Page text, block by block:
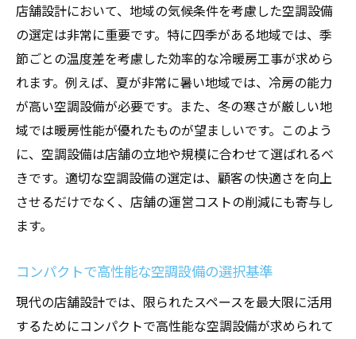
未来を見据えたエコフレンドリーな冷暖房
工事
店舗設計の一環としての持続可能な冷暖房
工事
地域社会に貢献する店舗設計と冷暖房工事
顧客満足度を高めるための空調設備選定のポイ
ント
顧客目線で考える空調設備の選び方
顧客ニーズに応える空調設備のトレンド
空調設備の選定で顧客満足度を向上させる
方法
店舗設計において、地域の気候条件を考慮した空調設備
の選定は非常に重要です。特に四季がある地域では、季
節ごとの温度差を考慮した効率的な冷暖房工事が求めら
れます。例えば、夏が非常に暑い地域では、冷房の能力
が高い空調設備が必要です。また、冬の寒さが厳しい地
域では暖房性能が優れたものが望ましいです。このよう
に、空調設備は店舗の立地や規模に合わせて選ばれるべ
きです。適切な空調設備の選定は、顧客の快適さを向上
させるだけでなく、店舗の運営コストの削減にも寄与し
ます。
コンパクトで高性能な空調設備の選択基準
現代の店舗設計では、限られたスペースを最大限に活用
するためにコンパクトで高性能な空調設備が求められて